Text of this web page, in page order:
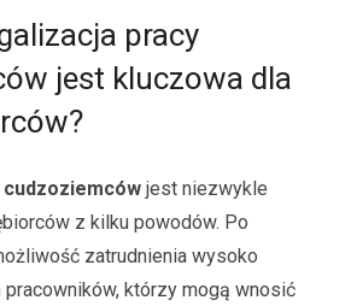
pracy
jest kluczowa dla
jest niezwykle
z kilku powodów. Po
zatrudnienia wysoko
którzy mogą wnosić